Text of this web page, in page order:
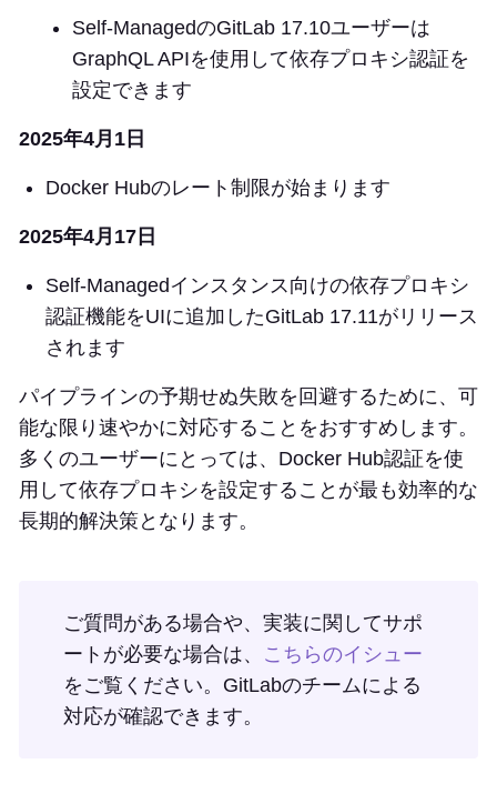
Self-ManagedのGitLab 17.10ユーザーは
GraphQL APIを使用して依存プロキシ認証を
設定できます
2025年4月1日
Docker Hubのレート制限が始まります
2025年4月17日
Self-Managedインスタンス向けの依存プロキシ
認証機能をUIに追加したGitLab 17.11がリリース
されます
パイプラインの予期せぬ失敗を回避するために、可
能な限り速やかに対応することをおすすめします。
多くのユーザーにとっては、Docker Hub認証を使
用して依存プロキシを設定することが最も効率的な
長期的解決策となります。
ご質問がある場合や、実装に関してサポ
ートが必要な場合は、 こちらのイシュー
をご覧ください。GitLabのチームによる
対応が確認できます。